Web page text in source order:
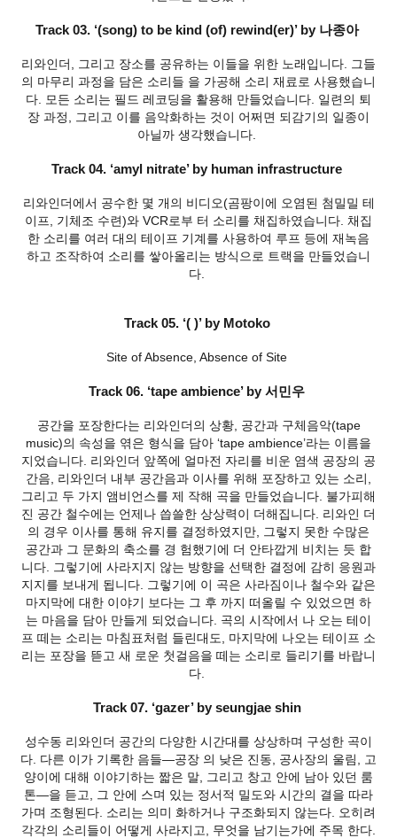
Track 03. ‘(song) to be kind (of) rewind(er)’ by 나종아
리와인더, 그리고 장소를 공유하는 이들을 위한 노래입니다. 그들
의 마무리 과정을 담은 소리들 을 가공해 소리 재료로 사용했습니
다. 모든 소리는 필드 레코딩을 활용해 만들었습니다. 일련의 퇴
장 과정, 그리고 이를 음악화하는 것이 어쩌면 되감기의 일종이
아닐까 생각했습니다.
Track 04. ‘amyl nitrate’ by human infrastructure
리와인더에서 공수한 몇 개의 비디오(곰팡이에 오염된 첨밀밀 테
이프, 기체조 수련)와 VCR로부 터 소리를 채집하였습니다. 채집
한 소리를 여러 대의 테이프 기계를 사용하여 루프 등에 재녹음
하고 조작하여 소리를 쌓아올리는 방식으로 트랙을 만들었습니
다.
Track 05. ‘( )’ by Motoko
Site of Absence, Absence of Site
Track 06. ‘tape ambience’ by 서민우
공간을 포장한다는 리와인더의 상황, 공간과 구체음악(tape
music)의 속성을 엮은 형식을 담아 ‘tape ambience’라는 이름을
지었습니다. 리와인더 앞쪽에 얼마전 자리를 비운 염색 공장의 공
간음, 리와인더 내부 공간음과 이사를 위해 포장하고 있는 소리,
그리고 두 가지 앰비언스를 제 작해 곡을 만들었습니다. 불가피해
진 공간 철수에는 언제나 씁쓸한 상상력이 더해집니다. 리와인 더
의 경우 이사를 통해 유지를 결정하였지만, 그렇지 못한 수많은
공간과 그 문화의 축소를 경 험했기에 더 안타깝게 비치는 듯 합
니다. 그렇기에 사라지지 않는 방향을 선택한 결정에 감히 응원과
지지를 보내게 됩니다. 그렇기에 이 곡은 사라짐이나 철수와 같은
마지막에 대한 이야기 보다는 그 후 까지 떠올릴 수 있었으면 하
는 마음을 담아 만들게 되었습니다. 곡의 시작에서 나 오는 테이
프 떼는 소리는 마침표처럼 들린대도, 마지막에 나오는 테이프 소
리는 포장을 뜯고 새 로운 첫걸음을 떼는 소리로 들리기를 바랍니
다.
Track 07. ‘gazer’ by seungjae shin
성수동 리와인더 공간의 다양한 시간대를 상상하며 구성한 곡이
다. 다른 이가 기록한 음들—공장 의 낮은 진동, 공사장의 울림, 고
양이에 대해 이야기하는 짧은 말, 그리고 창고 안에 남아 있던 룸
톤—을 듣고, 그 안에 스며 있는 정서적 밀도와 시간의 결을 따라
가며 조형된다. 소리는 의미 화하거나 구조화되지 않는다. 오히려
각각의 소리들이 어떻게 사라지고, 무엇을 남기는가에 주목 한다.